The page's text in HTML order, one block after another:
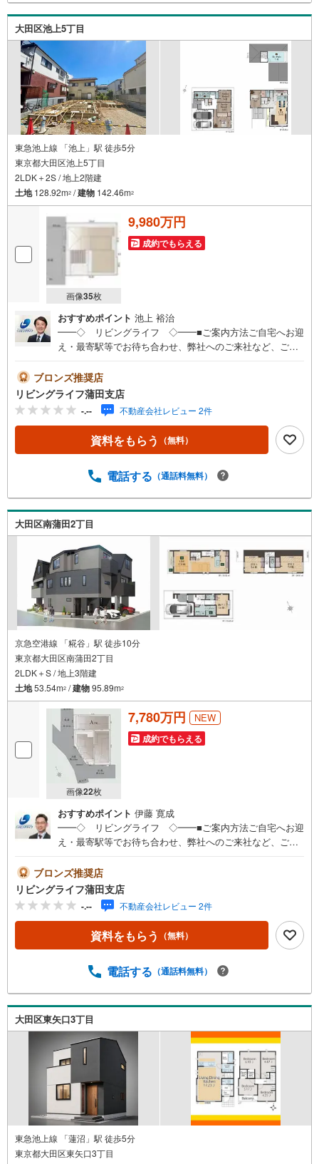
きます弊社が会員様のみにご提供する先行公開物件も多数
ご提案いたします。ホームページにて会員登録ください資
料請求は【下部のオレンジ色資料請求ボタン】よりお問い
大田区池上5丁目
東急池上線 「池上」駅 徒歩5分
東京都大田区池上5丁目
2LDK＋2S / 地上2階建
土地128.92m2 /建物 142.46m2
画像35枚
9,980万円
成約でもらえる
おすすめポイント 池上 裕治
━━◇ リビングライフ ◇━━■ご案内方法ご自宅へお迎
え・最寄駅等でお待ち合わせ、弊社へのご来社など、ご相
に合わせた物件などもご案内をいたします■ご予約方法事前
に鍵の手配が必要な場合がありますので、お早目にご連絡
をいただけると、ご案内がスムーズです。■資金のご相談も
お気軽にどうぞ！ライフプラン作成や住宅ローンはどこの
銀行がいい？適切な借入額は？などご質問にもFPがしっか
りとお答えいたします■キッズスペースもご用意お子様が退
も充実させておりますので、ご安心下さい■お客様駐車場を
きます弊社が会員様のみにご提供する先行公開物件も多数
ご提案いたします。ホームページにて会員登録ください資
料請求は【下部のオレンジ色資料請求ボタン】よりお問い
合わせください
ブロンズ推奨店
リビングライフ蒲田支店
-.-- 不動産会社レビュー 2件
資料をもらう （無料）
電話する （通話料無料）
大田区南蒲田2丁目
京急空港線 「糀谷」駅 徒歩10分
東京都大田区南蒲田2丁目
2LDK＋S / 地上3階建
土地53.54m2 /建物95.89m2
画像22枚
7,780万円 NEW
成約でもらえる
おすすめポイント 伊藤 寛成
━━◇ リビングライフ ◇━━■ご案内方法ご自宅へお迎
え・最寄駅等でお待ち合わせ、弊社へのご来社など、ご相
に合わせた物件などもご案内をいたします■ご予約方法事前
に鍵の手配が必要な場合がありますので、お早目にご連絡
をいただけると、ご案内がスムーズです。■資金のご相談も
お気軽にどうぞ！ライフプラン作成や住宅ローンはどこの
銀行がいい？適切な借入額は？などご質問にもFPがしっか
りとお答えいたします■キッズスペースもご用意お子様が退
も充実させておりますので、ご安心下さい■お客様駐車場を
きます弊社が会員様のみにご提供する先行公開物件も多数
ご提案いたします。ホームページにて会員登録ください資
料請求は【下部のオレンジ色資料請求ボタン】よりお問い
合わせください
ブロンズ推奨店
リビングライフ蒲田支店
-.-- 不動産会社レビュー 2件
資料をもらう （無料）
電話する （通話料無料）
大田区東矢口3丁目
東急池上線 「蓮沼」駅 徒歩5分
東京都大田区東矢口3丁目